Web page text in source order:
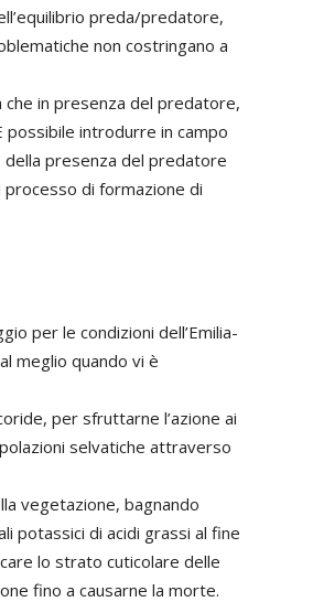
preda/predatore,
non costringano a
che in presenza del predatore,
possibile introdurre in campo
presenza del predatore
processo di formazione di
per le condizioni dell’Emilia-
meglio quando vi è
per sfruttarne l’azione ai
selvatiche attraverso
vegetazione, bagnando
potassici di acidi grassi al fine
lo strato cuticolare delle
fino a causarne la morte.